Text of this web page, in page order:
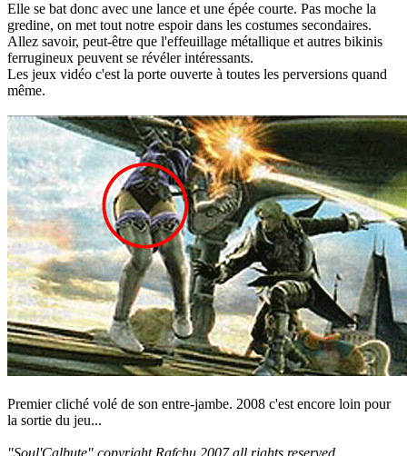
Elle se bat donc avec une lance et une épée courte. Pas moche la
gredine, on met tout notre espoir dans les costumes secondaires.
Allez savoir, peut-être que l'effeuillage métallique et autres bikinis
ferrugineux peuvent se révéler intéressants.
Les jeux vidéo c'est la porte ouverte à toutes les perversions quand
même.
Premier cliché volé de son entre-jambe. 2008 c'est encore loin pour
la sortie du jeu...